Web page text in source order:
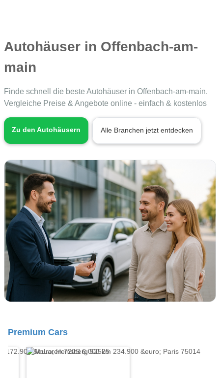
Autohäuser in Offenbach-am-
main
Finde schnell die beste Autohäuser in Offenbach-am-main.
Vergleiche Preise & Angebote online - einfach & kostenlos
Zu den Autohäusern Alle Branchen jetzt entdecken
Premium Cars